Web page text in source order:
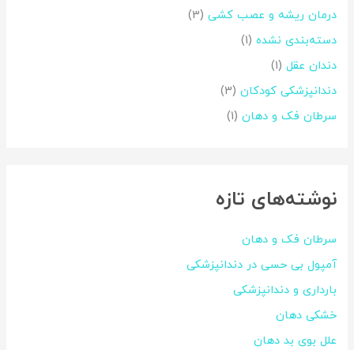
درمان ریشه و عصب کشی (3)
دسته‌بندی نشده (1)
دندان عقل (1)
دندانپزشکی کودکان (3)
سرطان فک و دهان (1)
نوشته‌های تازه
سرطان فک و دهان
آمپول بی حسی در دندانپزشکی
بارداری و دندانپزشکی
خشکی دهان
علل بوی بد دهان